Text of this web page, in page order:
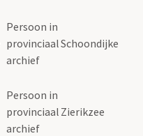
Persoon in
provinciaal
archief
Schoondijke
Persoon in
provinciaal
archief
Zierikzee